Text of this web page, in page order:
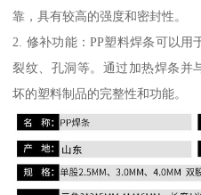
靠，具有较高的强度和密封性。
2. 修补功能：PP塑料焊条可以用
裂纹、孔洞等。通过加热焊条并
坏的塑料制品的完整性和功能。